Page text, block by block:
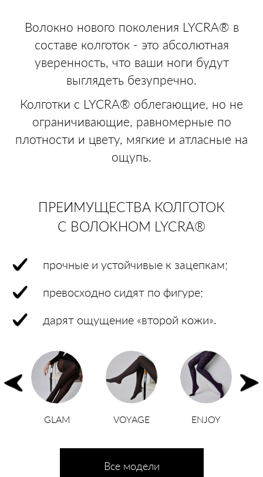
Волокно нового поколения LYCRA® в
составе колготок - это абсолютная
уверенность, что ваши ноги будут
выглядеть безупречно.
Колготки с LYCRA® облегающие, но не
ограничивающие, равномерные по
плотности и цвету, мягкие и атласные на
ощупь.
ПРЕИМУЩЕСТВА КОЛГОТОК
С ВОЛОКНОМ LYCRA®
прочные и устойчивые к зацепкам;
превосходно сидят по фигуре;
дарят ощущение «второй кожи».
GLAM VOYAGE ENJOY
Все модели